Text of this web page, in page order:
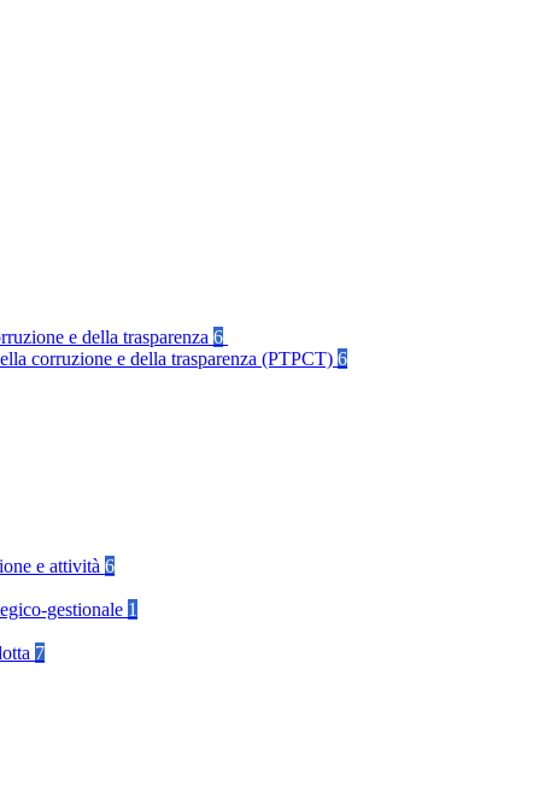
e della trasparenza 6
corruzione e della trasparenza (PTPCT) 6
e attività 6
gestionale 1
7